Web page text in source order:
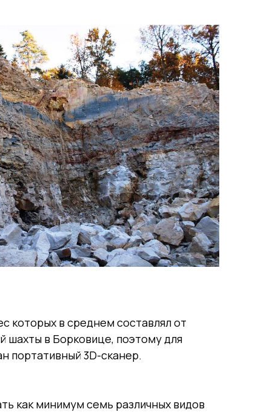
которых в среднем составлял от
шахты в Борковице, поэтому для
портативный 3D-сканер.
как минимум семь различных видов